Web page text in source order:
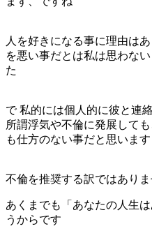
人を好きになる事に理由は
を悪い事だとは私は思わな
た
で 私的には個人的に彼と連
所謂浮気や不倫に発展して
も仕方のない事だと思います
不倫を推奨する訳ではあり
あくまでも「あなたの人生
うからです